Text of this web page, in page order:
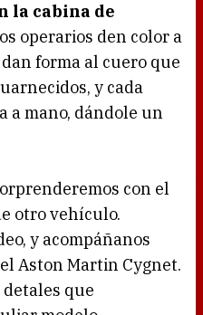
la cabina de
operarios den color a
forma al cuero que
y cada
a mano, dándole un
con el
otro vehículo.
y acompáñanos
Aston Martin Cygnet.
que